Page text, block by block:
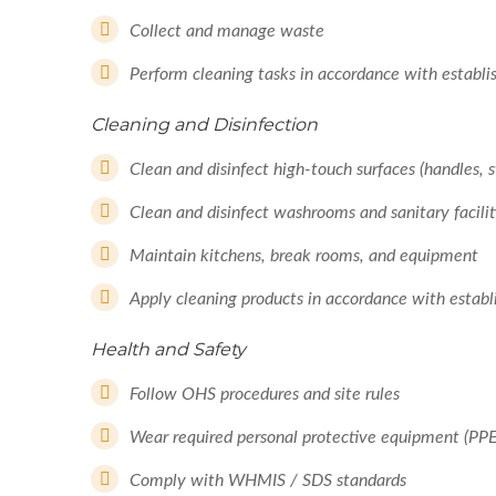
Collect and manage waste
Perform cleaning tasks in accordance with
Cleaning and Disinfection
Clean and disinfect high-touch surfaces (handles,
Clean and disinfect washrooms and sanitary
Maintain kitchens, break rooms, and equipment
Apply cleaning products in accordance with
Health and Safety
Follow OHS procedures and site rules
Wear required personal protective equipment
Comply with WHMIS / SDS standards